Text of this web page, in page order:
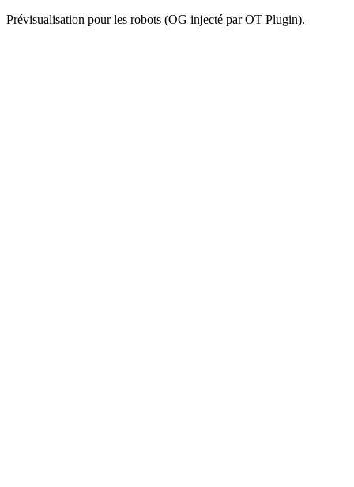
Prévisualisation pour les robots (OG injecté par OT Plugin).